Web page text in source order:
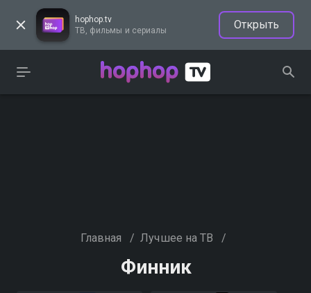
hophop.tv
ТВ, фильмы и сериалы
Открыть
Главная / Лучшее на ТВ /
Финник